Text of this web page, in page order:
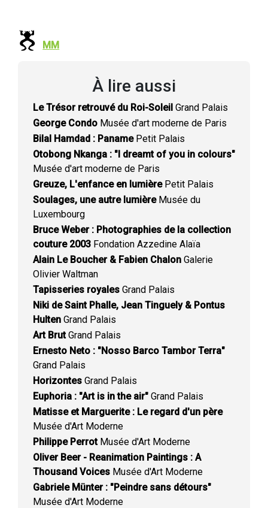
MM
À lire aussi
Le Trésor retrouvé du Roi-Soleil Grand Palais
George Condo Musée d'art moderne de Paris
Bilal Hamdad : PanamePetit Palais
Otobong Nkanga : "I dreamt of you in colours"
Musée d'art moderne de Paris
Greuze, L'enfance en lumièrePetit Palais
Soulages, une autre lumièreMusée du
Luxembourg
Bruce Weber : Photographies de la collection
couture 2003 Fondation Azzedine Alaïa
Alain Le Boucher & Fabien Chalon Galerie
Olivier Waltman
Tapisseries royales Grand Palais
Niki de Saint Phalle, Jean Tinguely & Pontus
Hulten Grand Palais
Art BrutGrand Palais
Ernesto Neto : "Nosso Barco Tambor Terra"
Grand Palais
Horizontes Grand Palais
Euphoria : "Art is in the air" Grand Palais
Matisse et Marguerite : Le regard d'un père
Musée d'Art Moderne
Philippe PerrotMusée d'Art Moderne
Oliver Beer - Reanimation Paintings : A
Thousand Voices Musée d'Art Moderne
Gabriele Münter : "Peindre sans détours"
Musée d'Art Moderne